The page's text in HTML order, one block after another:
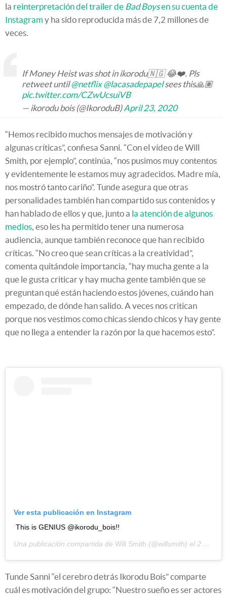
la reinterpretación del trailer de Bad Boysen su cuenta de
Instagram y ha sido reproducida más de 7,2 millones de
veces.
If Money Heist was shot in ikorodu🇳🇬 😂❤️. Pls
retweet until@netflix @lacasadepapelsees this🙏🏽
pic.twitter.com/CZwUcsuiVB
— ikorodu bois (@IkoroduB)April 23, 2020
“Hemos recibido muchos mensajes de motivación y
algunas críticas”, confiesa Sanni. “Con el vídeo de Will
Smith, por ejemplo”, continúa, “nos pusimos muy contentos
y evidentemente le estamos muy agradecidos. Madre mía,
nos mostró tanto cariño”. Tunde asegura que otras
personalidades también han compartido sus contenidos y
han hablado de ellos y que, junto a la atención de algunos
medios, eso les ha permitido tener una numerosa
audiencia, aunque también reconoce que han recibido
críticas. “No creo que sean críticas a la creatividad”,
comenta quitándole importancia, “hay mucha gente a la
que le gusta criticar y hay mucha gente también que se
preguntan qué están haciendo estos jóvenes, cuándo han
empezado, de dónde han salido. A veces nos critican
porque nos vestimos como chicas siendo chicos y hay gente
que no llega a entender la razón por la que hacemos esto”.
Ver esta publicación en Instagram
This is GENIUS @ikorodu_bois!!
Una publicación compartida de Will Smith (@willsmith) el 2 Abr, 2020 a las 3:02 PDT
Tunde Sanni “el cerebro detrás Ikorodu Bois” comparte
cuál es motivación del grupo: “Nuestro sueño es ser actores